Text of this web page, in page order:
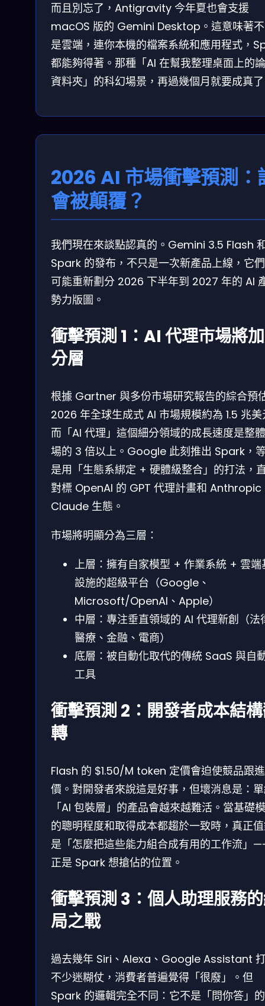
而且別忘了，Antigravity 今年夏也會支援
macOS 版的 Gemini Desktop。這意味著
是雲端，連你本機的檔案系統和應用程式，
都能夠得著。那種「AI 在幫我整理桌面上的
資料夾」的科幻場景，再過幾個月就要成真
2026 AI 市場衝擊預測：
會被顛覆？
我們現在來談點認真的。Gemini 3.5 Flash
Spark 的發布，不只是一次新產品上線，它
可能重新劃分 2026 下半年到 2027 年的 AI
勢力版圖。
衝擊預測 1：AI 代理市場將
分層
根據 Gartner 與多份市場研究報告的綜合預
2026 年全球生成式 AI 市場規模約為 1.5 兆
而「AI 代理」這個細分領域的成長速度是整
場的 3 倍以上。Google 此刻推出 Spark，
是用「生態系綁定 + 硬體級整合」的打法，
對標 OpenAI 的 GPT 代理計畫和 Anthropic
Claude 生態。
市場將明顯分為三層：
上層：擁有自家模型 + 作業系統 + 雲端
設施的超級平台（Google、
Microsoft/OpenAI、Apple）
中層：專注垂直領域的 AI 代理新創（法
醫療、金融、電商）
底層：被自動化取代的傳統 SaaS 與自
工具
衝擊預測 2：開發者成本結
轉
Flash 的 $1.50/M token 定價會迫使競品跟
價。對開發者來說這是好事，但壞消息是：
「AI 包裝層」的產品會越來越難活。當基礎
的聰明程度和取得成本都趨於一致時，真正
是「怎麼把這些能力組合成有用的工作流」
正是 Spark 想搶佔的位置。
衝擊預測 3：個人助理服務
局之戰
過去幾年 Siri、Alexa、Google Assistant
不少迷糊仗，消費者普遍覺得「很廢」。但
Spark 的邏輯完全不同：它不是「問你答」